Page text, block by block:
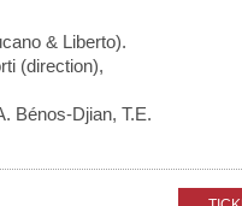
& Liberto).
(direction),
Bénos-Djian, T.E.